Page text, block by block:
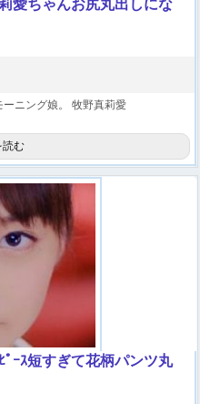
愛ちゃんお尻丸出しにな
ーニング娘。 牧野真莉愛
読む
ﾟｰｽ短すぎて花柄パンツ丸